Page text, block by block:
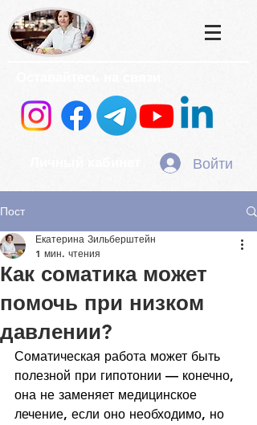
Войти
Пост
Как соматика может
помочь при низком
давлении?
Екатерина Зильберштейн
1 мин. чтения
Соматическая работа может быть
полезной при гипотонии — конечно,
она не заменяет медицинское
лечение, если оно необходимо, но